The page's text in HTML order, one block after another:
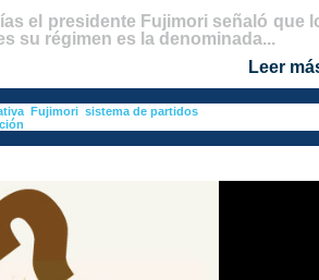
el presidente Fujimori señaló que
su régimen es la denominada...
Leer
Fujimori sistema de partidos